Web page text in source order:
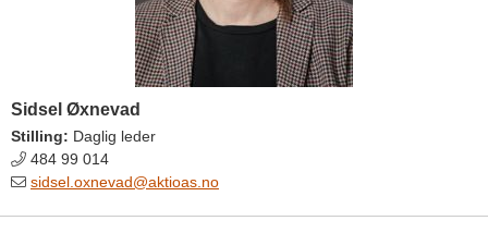
Sidsel Øxnevad
Stilling: Daglig leder
484 99 014
sidsel.oxnevad@aktioas.no